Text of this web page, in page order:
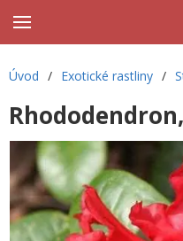
Úvod / Exotické rastliny /